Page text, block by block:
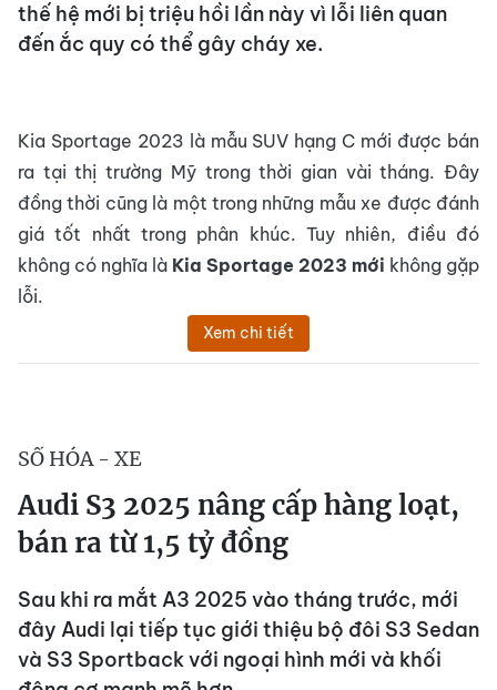
thế hệ mới bị triệu hồi lần này vì lỗi liên quan
đến ắc quy có thể gây cháy xe.
Kia Sportage 2023 là mẫu SUV hạng C mới được bán
ra tại thị trường Mỹ trong thời gian vài tháng. Đây
đồng thời cũng là một trong những mẫu xe được đánh
giá tốt nhất trong phân khúc. Tuy nhiên, điều đó
không có nghĩa là Kia Sportage 2023 mới không gặp
lỗi.
Xem chi tiết
SỐ HÓA - XE
Audi S3 2025 nâng cấp hàng loạt,
bán ra từ 1,5 tỷ đồng
Sau khi ra mắt A3 2025 vào tháng trước, mới
đây Audi lại tiếp tục giới thiệu bộ đôi S3 Sedan
và S3 Sportback với ngoại hình mới và khối